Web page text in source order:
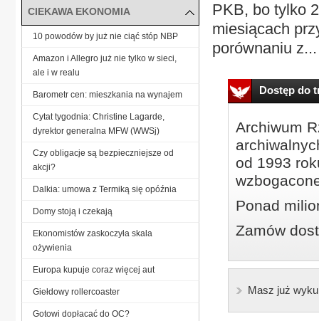
PKB, bo tylko
miesiącach
porównaniu z...
Dostęp do
Archiwum
od 1993
Ponad
Zamów
Masz już
CIEKAWA EKONOMIA
10 powodów by już nie ciąć stóp NBP
Amazon i Allegro już nie tylko w sieci,
ale i w realu
Barometr cen: mieszkania na wynajem
Cytat tygodnia: Christine Lagarde,
dyrektor generalna MFW (WWSj)
Czy obligacje są bezpieczniejsze od
akcji?
Dalkia: umowa z Termiką się opóźnia
Domy stoją i czekają
Ekonomistów zaskoczyła skala
ożywienia
Europa kupuje coraz więcej aut
Giełdowy rollercoaster
Gotowi dopłacać do OC?